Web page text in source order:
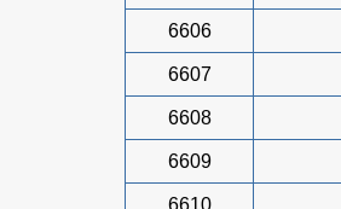
6606
6607
6608
6609